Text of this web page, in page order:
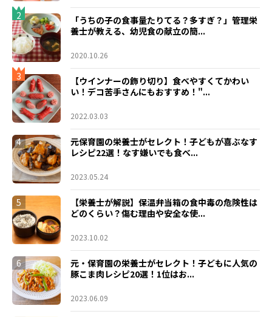
2
「うちの子の食事量たりてる？多すぎ？」管理栄
養士が教える、幼児食の献立の簡...
2020.10.26
3
【ウインナーの飾り切り】食べやすくてかわい
い！デコ苦手さんにもおすすめ！"...
2022.03.03
4
元保育園の栄養士がセレクト！子どもが喜ぶなす
レシピ22選！なす嫌いでも食べ...
2023.05.24
5
【栄養士が解説】保温弁当箱の食中毒の危険性は
どのくらい？傷む理由や安全な使...
2023.10.02
6
元・保育園の栄養士がセレクト！子どもに人気の
豚こま肉レシピ20選！1位はお...
2023.06.09